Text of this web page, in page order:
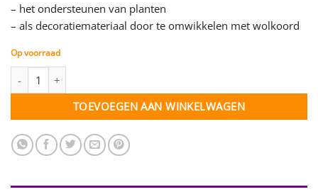
– het ondersteunen van planten
– als decoratiemateriaal door te omwikkelen met wolkoord
Op voorraad
TOEVOEGEN AAN WINKELWAGEN